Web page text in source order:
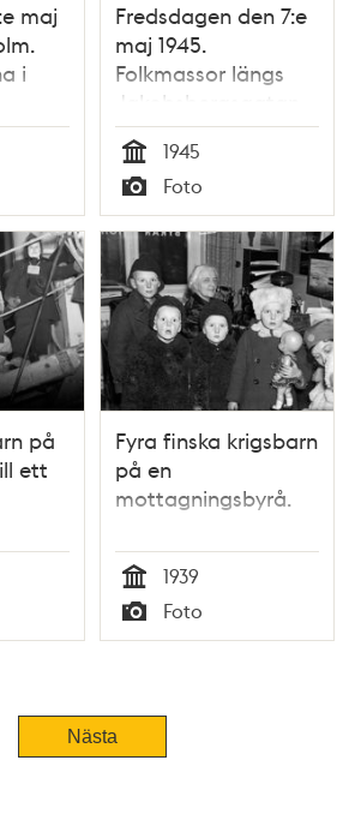
maj
i
Fredsdagen den 7:e
maj 1945.
Folkmassor längs
Jakobsbergsgatan
firar freden.
Tid
1945
Typ
Foto
på
ett
Fyra finska krigsbarn
på en
mottagningsbyrå.
Tid
1939
Typ
Foto
TidigareNästa